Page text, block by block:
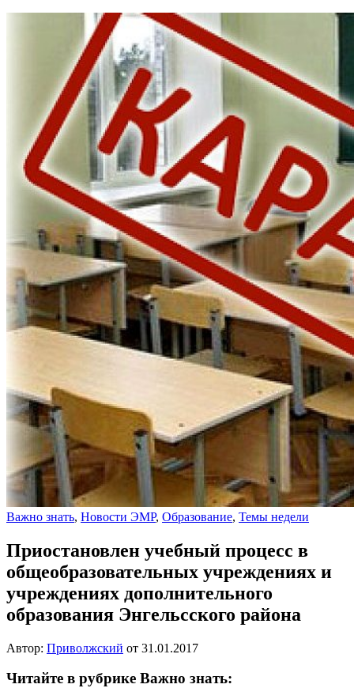
Важно знать, Новости ЭМР, Образование, Темы недели
Приостановлен учебный процесс в
общеобразовательных учреждениях и
учреждениях дополнительного
образования Энгельсского района
Автор: Приволжский от 31.01.2017
Читайте в рубрике Важно знать: